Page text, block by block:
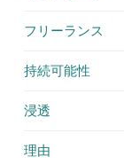
フリーランス
持続可能性
浸透
理由